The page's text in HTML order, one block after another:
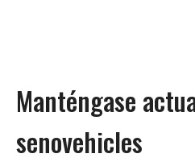
Manténgase
senovehicles